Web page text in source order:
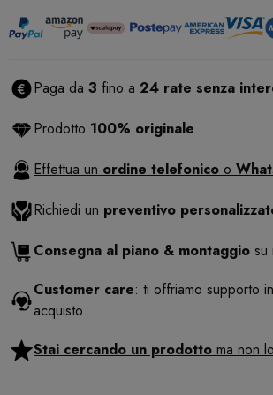
Paga da 3 fino a 24 rate senza
Prodotto 100% originale
Effettua un ordine telefonico o
Richiedi un preventivo
Consegna al piano & montaggio su
Customer care: ti offriamo supporto
acquisto
Stai cercando un prodotto ma non